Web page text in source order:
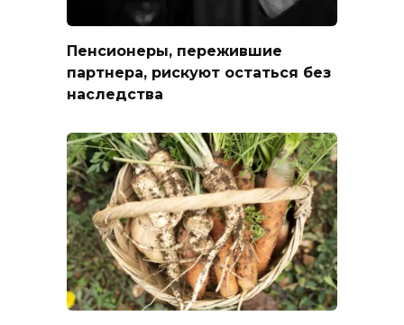
Пенсионеры, пережившие
партнера, рискуют остаться без
наследства